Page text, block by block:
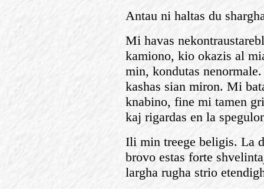
Antau ni haltas du
Mi havas
kamiono, kio okazis al
min, kondutas
kashas sian miron. Mi
knabino, fine mi tamen
kaj rigardas en la
Ili min treege beligis. La
brovo estas forte
largha rugha strio